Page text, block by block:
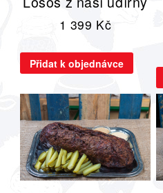
1 399 Kč
Přidat k objednávce